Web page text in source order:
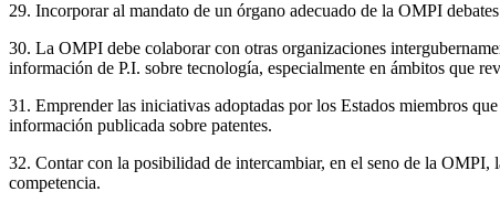
29. Incorporar al mandato de un órgano adecuado de la OMPI
30. La OMPI debe colaborar con otras organizaciones
información de P.I. sobre tecnología, especialmente en ámbitos que
31. Emprender las iniciativas adoptadas por los Estados miembros
información publicada sobre patentes.
32. Contar con la posibilidad de intercambiar, en el seno de la OMPI,
competencia.